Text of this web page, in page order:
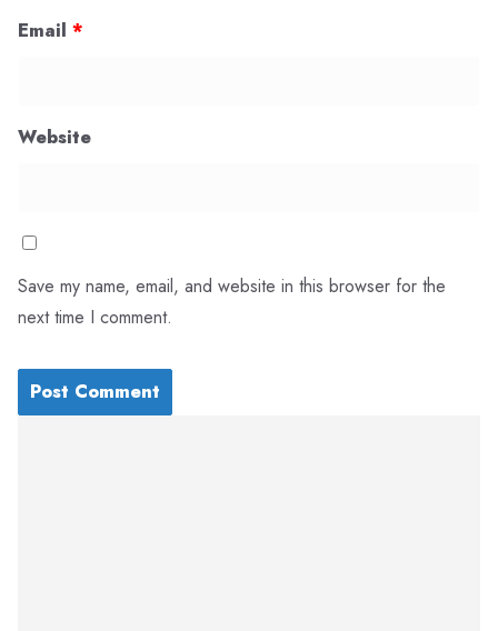
Email *
Website
Save my name, email, and website in this browser for the
next time I comment.